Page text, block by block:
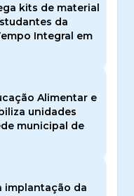
kits de material
da
Integral em
Alimentar e
unidades
municipal de
implantação da